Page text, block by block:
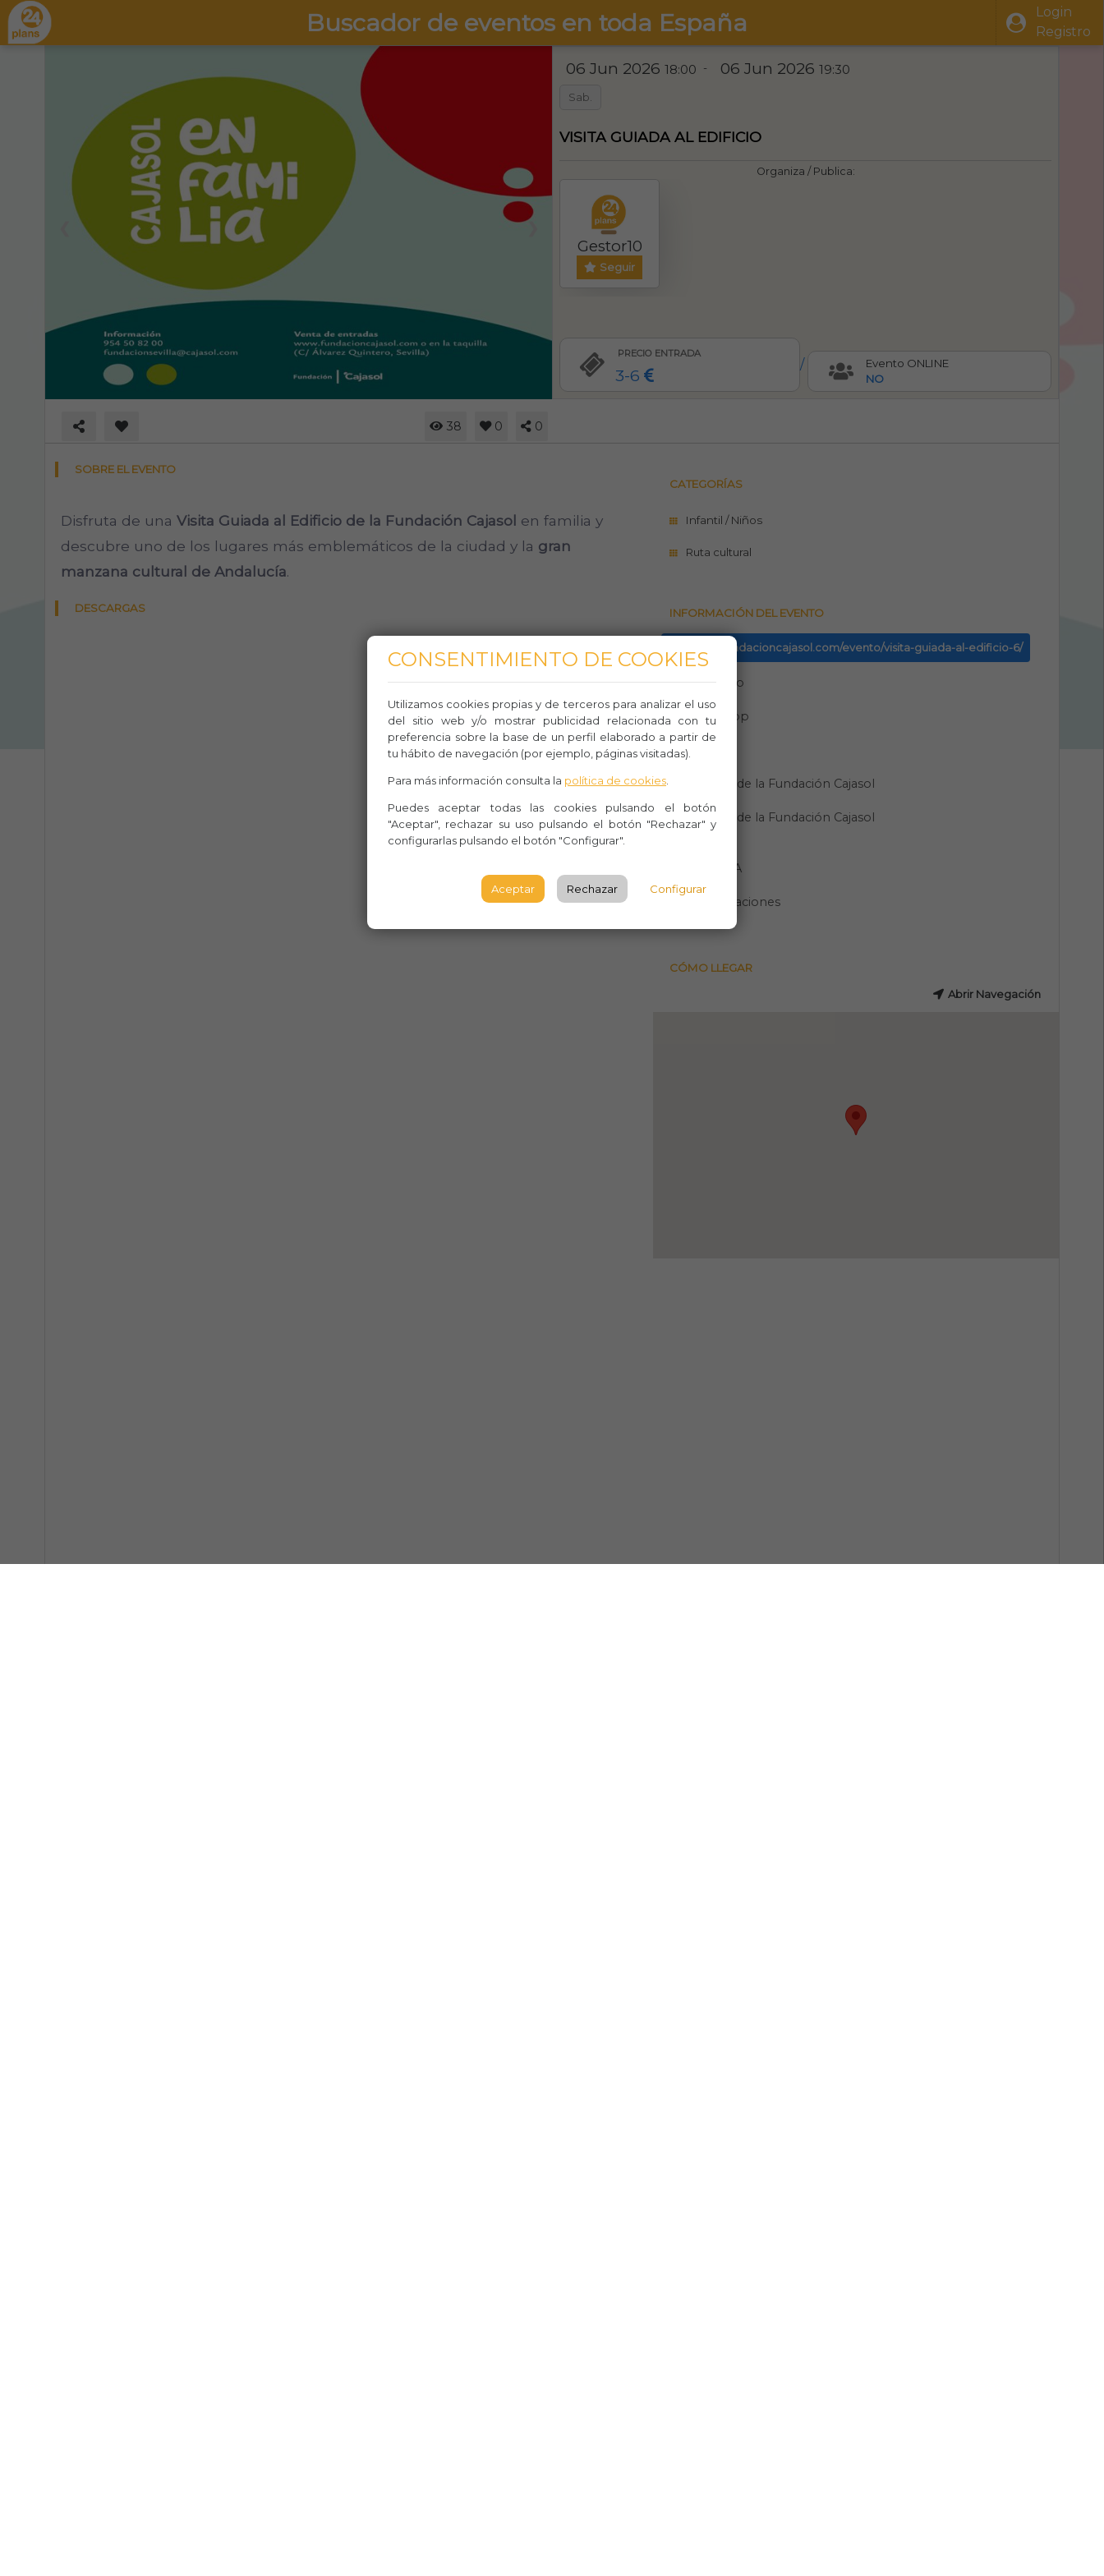
Buscador de eventos en toda España
Login
Registro
06 Jun 2026 18:00 - 06 Jun 2026 19:30
Sab.
VISITA GUIADA AL EDIFICIO
Organiza / Publica:
Gestor10
Seguir
PRECIO ENTRADA
3-6
/
Evento ONLINE
NO
38 0 0
SOBRE EL EVENTO
Disfruta de una Visita Guiada al Edificio de la Fundación Cajasol en familia y
descubre uno de los lugares más emblemáticos de la ciudad y la gran
manzana cultural de Andalucía.
DESCARGAS
CATEGORÍAS
Infantil / Niños
Ruta cultural
INFORMACIÓN DEL EVENTO
https://fundacioncajasol.com/evento/visita-guiada-al-edificio-6/
Teléfono
Whasapp
Edificio de la Fundación Cajasol
Edificio de la Fundación Cajasol
Sevilla
SEVILLA
Observaciones
CÓMO LLEGAR
Abrir Navegación
CONSENTIMIENTO DE COOKIES
Utilizamos cookies propias y de terceros para analizar el uso
del sitio web y/o mostrar publicidad relacionada con tu
preferencia sobre la base de un perfil elaborado a partir de
tu hábito de navegación (por ejemplo, páginas visitadas).
Para más información consulta la política de cookies
Puedes aceptar todas las cookies pulsando el botón
"Aceptar", rechazar su uso pulsando el botón "Rechazar" y
configurarlas pulsando el botón "Configurar".
Aceptar Rechazar Configurar